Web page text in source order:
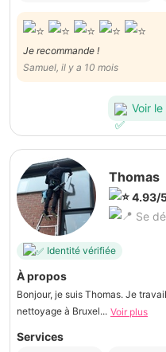
Je recommande !
Samuel, il y a 10 mois
Voir
Thomas
4.93/
Se
Identité vérifiée
À propos
Bonjour, je suis Thomas. Je
nettoyage à Bruxel... Voir plus
Services